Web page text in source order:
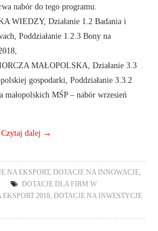
nabór do tego programu.
WIEDZY, Działanie 1.2 Badania i
Poddziałanie 1.2.3 Bony na
MAŁOPOLSKA, Działanie 3.3
gospodarki, Poddziałanie 3.3.2
MŚP – nabór wrzesień
Czytaj dalej →
NA EKSPORT,DOTACJE NA INNOWACJE
DOTACJE DLA FIRM W
EKSPORT 2018 ,DOTACJE NA INWESTYCJE